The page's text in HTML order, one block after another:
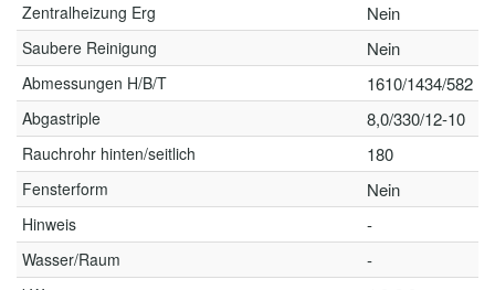
Zentralheizung Erg Nein
Saubere Reinigung Nein
Abmessungen H/B/T 1610/1434/582
Abgastriple 8,0/330/12-10
Rauchrohr hinten/seitlich 180
Fensterform Nein
Hinweis -
Wasser/Raum -